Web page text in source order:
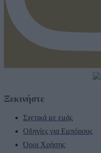
Ξεκινήστε
Σχετικά με εμάς
Οδηγίες για Εμπόρους
Όροι Χρήσης